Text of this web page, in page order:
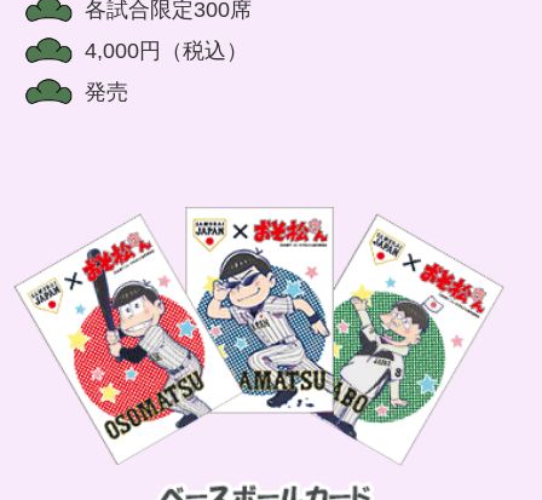
各試合限定300席
4,000円（税込）
発売